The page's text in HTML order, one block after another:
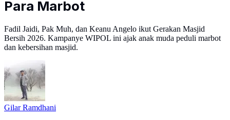
Para Marbot
Fadil Jaidi, Pak Muh, dan Keanu Angelo ikut Gerakan Masjid
Bersih 2026. Kampanye WIPOL ini ajak anak muda peduli marbot
dan kebersihan masjid.
Gilar Ramdhani